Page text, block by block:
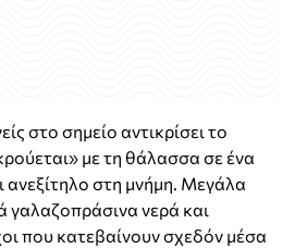
στο σημείο αντικρίσει το
με τη θάλασσα σε ένα
ανεξίτηλο στη μνήμη. Μεγάλα
γαλαζοπράσινα νερά και
που κατεβαίνουν σχεδόν μέσα